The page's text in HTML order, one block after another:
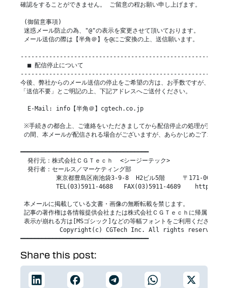
確認をすることができません。 ご留意の程お願い申し上げます。
(御留意事項)
迷惑メール防止の為、"@"の表示を変更させて頂いております。
メール送信の際は【半角＠】を@にご変換の上、送信願います。
  ■ 配信停止について
今後、弊社からのメール送信の停止をご希望の方は、お手数ですが、題名に
「送信不要」とご明記の上、下記アドレスへご送付ください。
  E-Mail: info【半角＠】cgtech.co.jp
※手続きの都合上、ご連絡をいただきましてから配信停止の処理が完了す
の間、本メールが配信される場合がございますが、あらかじめご了承くだ
━━━━━━━━━━━━━━━━━━━━━━━━━━━━━━━━━━━━
  発行元：株式会社ＣＧＴｅｃｈ  <シージーテック>
  発行者：セールス／マーケティング部
          東京都豊島区南池袋3-9-8  H2ビル5階     〒171-0022
TEL(03)5911-4688   FAX(03)5911-4689    https://
本メールに掲載している文書・画像の無断転載を禁じます。
記事の著作権は各情報提供会社または株式会社ＣＧＴｅｃｈに帰属します
表示が崩れる方は[MSゴシック]などの等幅フォントをご利用ください。
           Copyright(c) CGTech Inc. All rights reserved.
Share this post: